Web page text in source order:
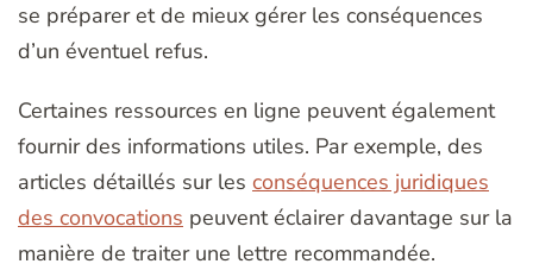
se préparer et de mieux gérer les conséquences
d’un éventuel refus.
Certaines ressources en ligne peuvent également
fournir des informations utiles. Par exemple, des
articles détaillés sur les conséquences juridiques
des convocations peuvent éclairer davantage sur la
manière de traiter une lettre recommandée.